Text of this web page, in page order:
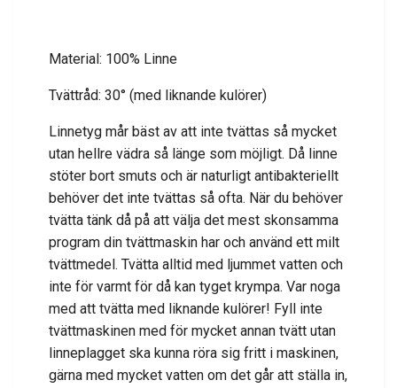
Material: 100% Linne
Tvättråd: 30° (med liknande kulörer)
Linnetyg mår bäst av att inte tvättas så mycket
utan hellre vädra så länge som möjligt. Då linne
stöter bort smuts och är naturligt antibakteriellt
behöver det inte tvättas så ofta. När du behöver
tvätta tänk då på att välja det mest skonsamma
program din tvättmaskin har och använd ett milt
tvättmedel. Tvätta alltid med ljummet vatten och
inte för varmt för då kan tyget krympa. Var noga
med att tvätta med liknande kulörer! Fyll inte
tvättmaskinen med för mycket annan tvätt utan
linneplagget ska kunna röra sig fritt i maskinen,
gärna med mycket vatten om det går att ställa in,